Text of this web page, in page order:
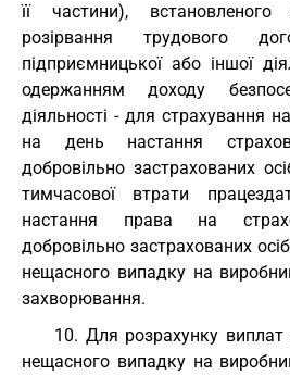
її частини),
розірвання трудового
підприємницької або іншої
одержанням доходу
діяльності - для страхування
на день настання
добровільно застрахованих
тимчасової втрати
настання права на
добровільно застрахованих
нещасного випадку на
захворювання.
10. Для розрахунку виплат
нещасного випадку на